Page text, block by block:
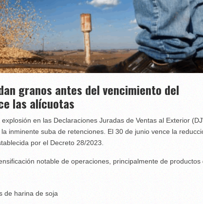
granos antes del vencimiento del
las alícuotas
en las Declaraciones Juradas de Ventas al Exterior
inminente suba de retenciones. El 30 de junio vence la
por el Decreto 28/2023.
notable de operaciones, principalmente de productos
de harina de soja